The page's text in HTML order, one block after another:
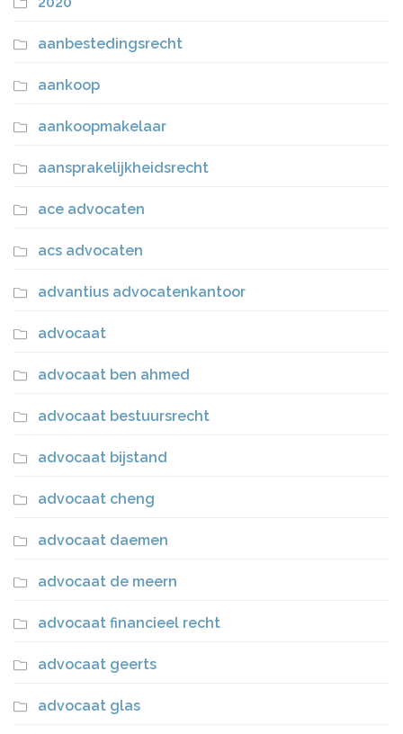
aanbestedingsrecht
aankoop
aankoopmakelaar
aansprakelijkheidsrecht
ace advocaten
acs advocaten
advantius advocatenkantoor
advocaat
advocaat ben ahmed
advocaat bestuursrecht
advocaat bijstand
advocaat cheng
advocaat daemen
advocaat de meern
advocaat financieel recht
advocaat geerts
advocaat glas